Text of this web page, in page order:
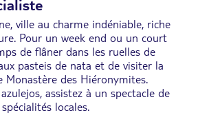
ville au charme indéniable, riche
Pour un week end ou un court
de flâner dans les ruelles de
pasteis de nata et de visiter la
Monastère des Hiéronymites.
assistez à un spectacle de
locales.